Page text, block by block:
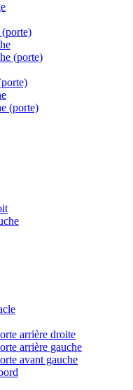
(porte)
(porte)
arrière droite
arrière gauche
avant gauche